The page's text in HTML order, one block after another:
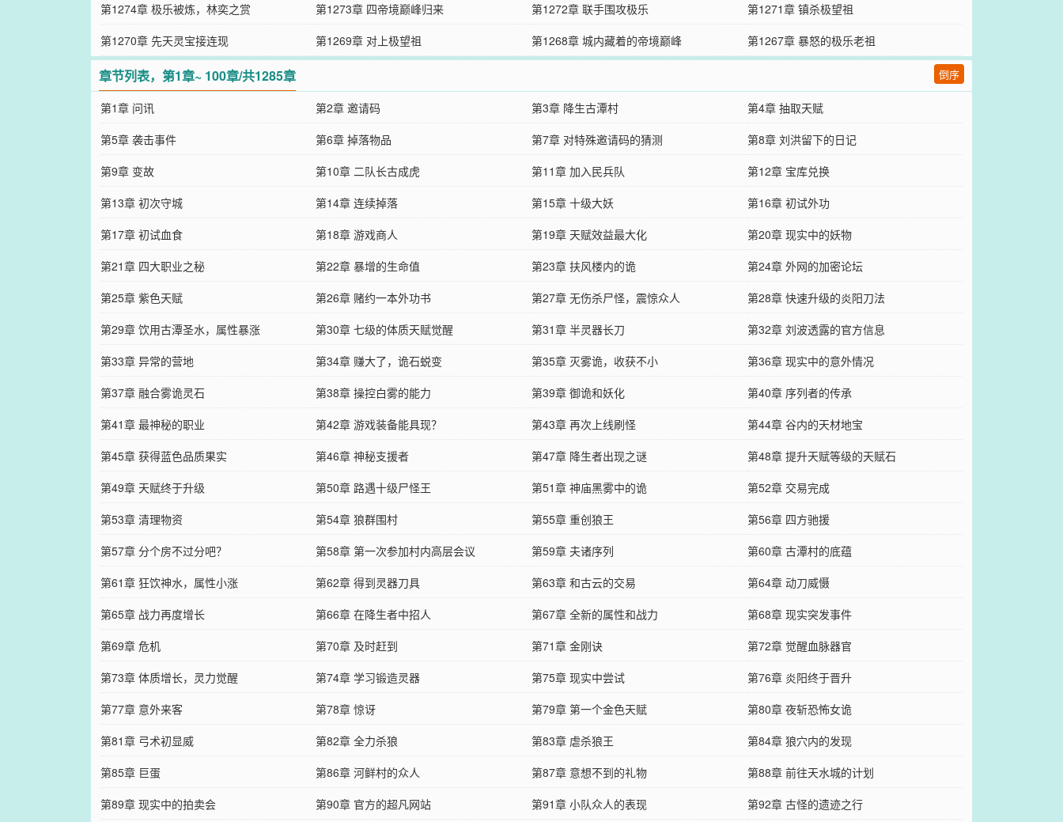
第1274章 极乐被炼，林奕之赏
第1273章 四帝境巅峰归来 第1272章 联手围攻极乐
第1271章 镇杀极望祖
第1270章 先天灵宝接连现
第1269章 对上极望祖 第1268章 城内藏着的帝境巅峰 第1267章 暴怒的极乐老祖
章节列表，第1章~ 100章/共1285章 倒序
第1章 问讯 第2章 邀请码 第3章 降生古潭村
第4章 抽取天赋
第5章 袭击事件
第6章 掉落物品 第7章 对特殊邀请码的猜测
第8章 刘洪留下的日记
第9章 变故
第10章 二队长古成虎 第11章 加入民兵队
第12章 宝库兑换
第13章 初次守城
第14章 连续掉落 第15章 十级大妖
第16章 初试外功
第17章 初试血食
第18章 游戏商人 第19章 天赋效益最大化
第20章 现实中的妖物
第21章 四大职业之秘
第22章 暴增的生命值 第23章 扶风楼内的诡
第24章 外网的加密论坛
第25章 紫色天赋
第26章 赌约一本外功书 第27章 无伤杀尸怪，震惊众人
第28章 快速升级的炎阳刀法
第29章 饮用古潭圣水，属性暴涨
第30章 七级的体质天赋觉醒 第31章 半灵器长刀
第32章 刘波透露的官方信息
第33章 异常的营地
第34章 赚大了，诡石蜕变 第35章 灭雾诡，收获不小
第36章 现实中的意外情况
第37章 融合雾诡灵石
第38章 操控白雾的能力 第39章 御诡和妖化
第40章 序列者的传承
第41章 最神秘的职业
第42章 游戏装备能具现？ 第43章 再次上线刷怪
第44章 谷内的天材地宝
第45章 获得蓝色品质果实
第46章 神秘支援者 第47章 降生者出现之谜
第48章 提升天赋等级的天赋石
第49章 天赋终于升级
第50章 路遇十级尸怪王 第51章 神庙黑雾中的诡
第52章 交易完成
第53章 清理物资
第54章 狼群围村 第55章 重创狼王
第56章 四方驰援
第57章 分个房不过分吧？
第58章 第一次参加村内高层会议 第59章 夫诸序列
第60章 古潭村的底蕴
第61章 狂饮神水，属性小涨
第62章 得到灵器刀具 第63章 和古云的交易
第64章 动刀威慑
第65章 战力再度增长
第66章 在降生者中招人 第67章 全新的属性和战力
第68章 现实突发事件
第69章 危机
第70章 及时赶到 第71章 金刚诀
第72章 觉醒血脉器官
第73章 体质增长，灵力觉醒
第74章 学习锻造灵器 第75章 现实中尝试
第76章 炎阳终于晋升
第77章 意外来客
第78章 惊讶 第79章 第一个金色天赋
第80章 夜斩恐怖女诡
第81章 弓术初显威
第82章 全力杀狼 第83章 虐杀狼王
第84章 狼穴内的发现
第85章 巨蛋
第86章 河鲜村的众人 第87章 意想不到的礼物
第88章 前往天水城的计划
第89章 现实中的拍卖会
第90章 官方的超凡网站 第91章 小队众人的表现 第92章 古怪的遗迹之行